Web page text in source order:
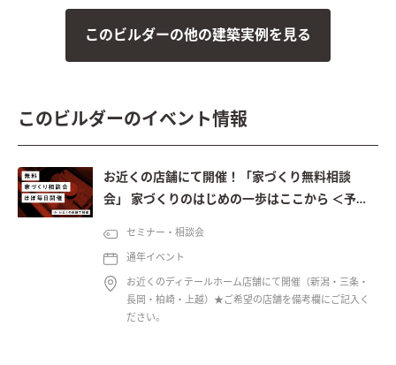
このビルダーの他の建築実例を見る
このビルダーのイベント情報
お近くの店舗にて開催！「家づくり無料相談
会」 家づくりのはじめの一歩はここから ＜予約
セミナー・相談会
通年イベント
お近くのディテールホーム店舗にて開催（新潟・三条・
長岡・柏崎・上越）★ご希望の店舗を備考欄にご記入く
ださい。